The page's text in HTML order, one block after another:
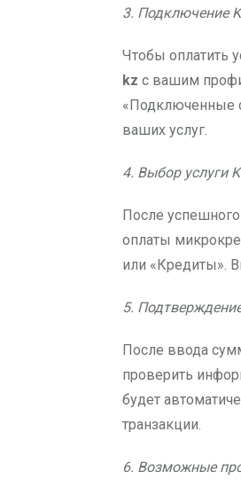
3. Подключение
Чтобы оплатить
kz с вашим
«Подключенные
ваших услуг.
4. Выбор услуги
После
оплаты
или «Кредиты».
5.
После ввода
проверить
будет
транзакции.
6. Возможные